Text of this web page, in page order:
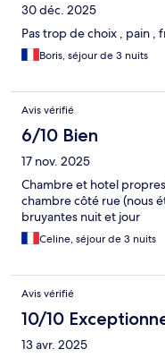
30 déc. 2025
Pas trop de choix , pain ,
Boris, séjour de 3 nuits
Avis vérifié
6/10 Bien
17 nov. 2025
Chambre et hotel
chambre côté rue (nous
bruyantes nuit et jour
Celine, séjour de 3 nuits
Avis vérifié
10/10
13 avr. 2025